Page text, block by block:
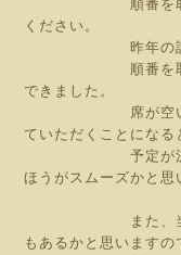
順番を取ること
ください。
昨年の話ですが
順番を取ってい
できました。
席が空いた時点
ていただくことになる
予定が決まって
ほうがスムーズかと思
また、当日はお
もあるかと思いますの